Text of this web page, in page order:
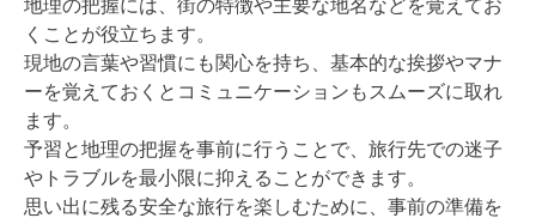
地理の把握には、街の特徴や主要な地名などを覚えてお
くことが役立ちます。
現地の言葉や習慣にも関心を持ち、基本的な挨拶やマナ
ーを覚えておくとコミュニケーションもスムーズに取れ
ます。
予習と地理の把握を事前に行うことで、旅行先での迷子
やトラブルを最小限に抑えることができます。
思い出に残る安全な旅行を楽しむために、事前の準備を